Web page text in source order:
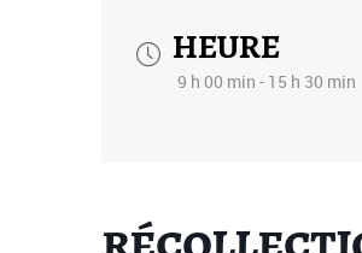
HEURE
9 h 00 min - 15 h 30 min